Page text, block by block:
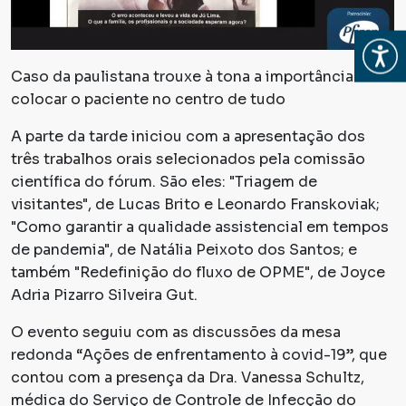
Abrir
Caso da paulistana trouxe à tona a importância de
colocar o paciente no centro de tudo
A parte da tarde iniciou com a apresentação dos
três trabalhos orais selecionados pela comissão
científica do fórum. São eles: "Triagem de
visitantes", de Lucas Brito e Leonardo Franskoviak;
"Como garantir a qualidade assistencial em tempos
de pandemia", de Natália Peixoto dos Santos; e
também "Redefinição do fluxo de OPME", de Joyce
Adria Pizarro Silveira Gut.
O evento seguiu com as discussões da mesa
redonda “Ações de enfrentamento à covid-19”, que
contou com a presença da Dra. Vanessa Schultz,
médica do Serviço de Controle de Infecção do